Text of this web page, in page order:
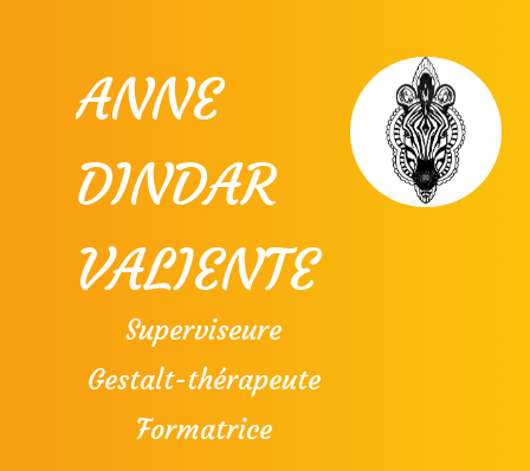
ANNE
DINDAR
VALIENTE
Superviseure
Gestalt-thérapeute
Formatrice